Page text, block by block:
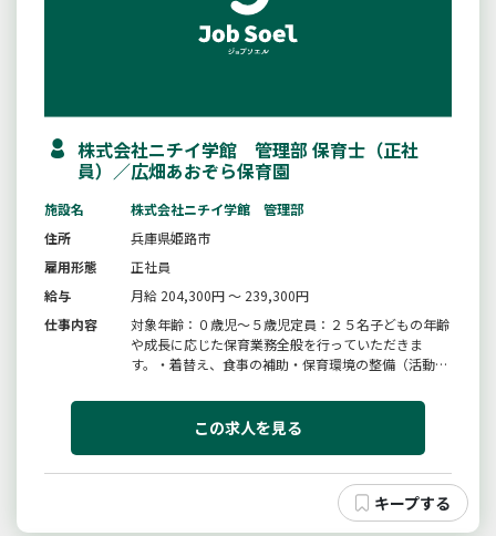
株式会社ニチイ学館 管理部 保育士（正社
員）／広畑あおぞら保育園
施設名
株式会社ニチイ学館 管理部
住所
兵庫県姫路市
雇用形態
正社員
給与
月給 204,300円 ～ 239,300円
仕事内容
対象年齢：０歳児〜５歳児定員：２５名子どもの年齢
や成長に応じた保育業務全般を行っていただきま
す。・着替え、食事の補助・保育環境の整備（活動の
票作成（日誌、行事計画等）・製作物等の作成※持ち
帰り業務なし＊変更範囲：変更なし
この求人を見る